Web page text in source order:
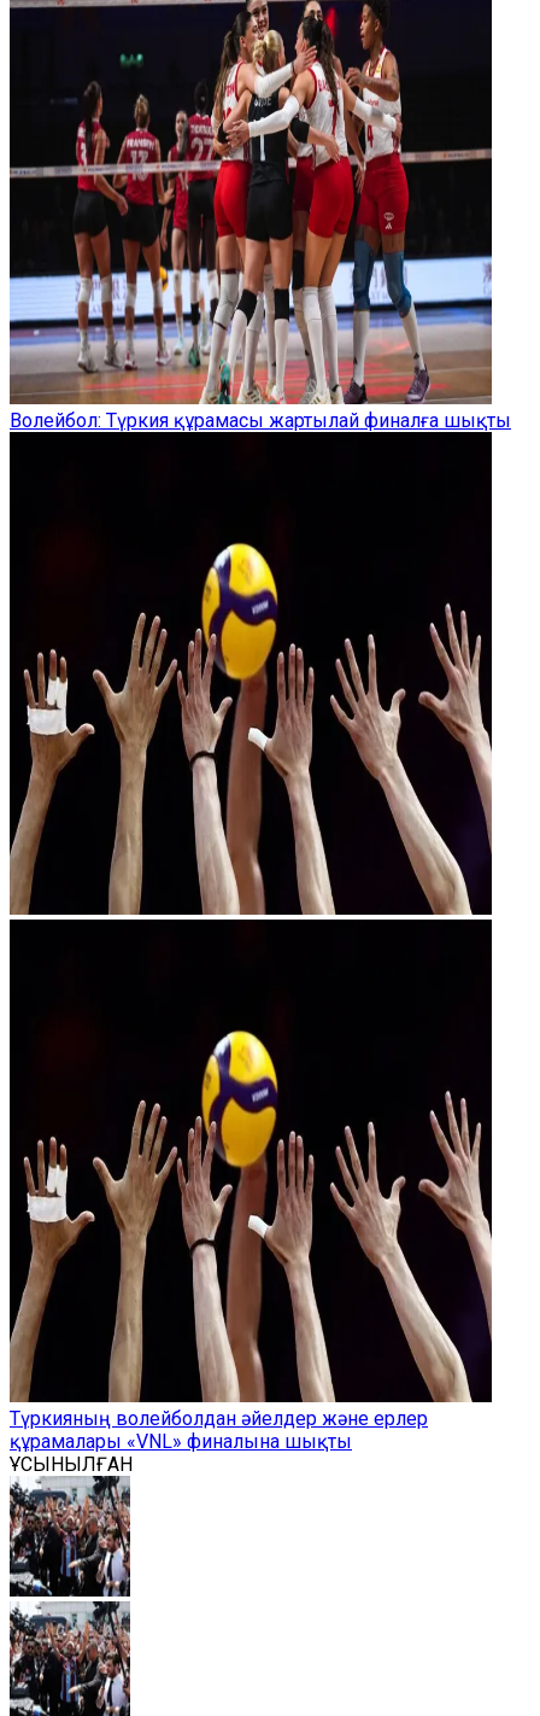
Волейбол: Түркия құрамасы жартылай финалға шықты
Түркияның волейболдан әйелдер және ерлер
құрамалары «VNL» финалына шықты
ҰСЫНЫЛҒАН